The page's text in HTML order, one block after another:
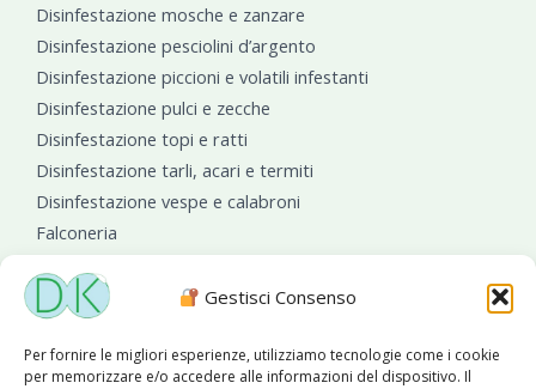
Gestisci Consenso
Per fornire le migliori esperienze, utilizziamo tecnologie come i cookie
per memorizzare e/o accedere alle informazioni del dispositivo. Il
Disinfestazione mosche e zanzare
Disinfestazione pesciolini d’argento
Disinfestazione piccioni e volatili infestanti
Disinfestazione pulci e zecche
Disinfestazione topi e ratti
Disinfestazione tarli, acari e termiti
Disinfestazione vespe e calabroni
Falconeria
Sanificazioni ambientali